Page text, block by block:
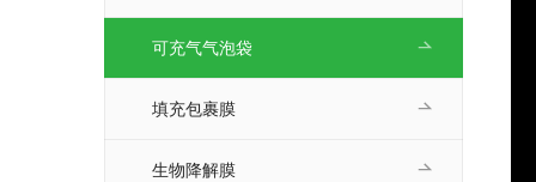
可充气气泡袋
填充包裹膜
生物降解膜